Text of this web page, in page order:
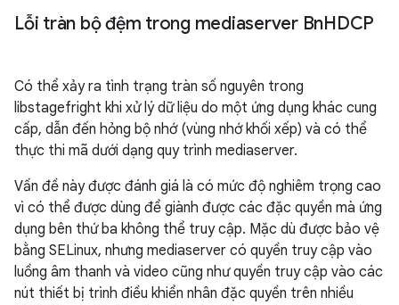
Lỗi tràn bộ đệm trong mediaserver BnHDCP
Có thể xảy ra tình trạng tràn số nguyên trong
libstagefright khi xử lý dữ liệu do một ứng dụng khác cung
cấp, dẫn đến hỏng bộ nhớ (vùng nhớ khối xếp) và có thể
thực thi mã dưới dạng quy trình mediaserver.
Vấn đề này được đánh giá là có mức độ nghiêm trọng cao
vì có thể được dùng để giành được các đặc quyền mà ứng
dụng bên thứ ba không thể truy cập. Mặc dù được bảo vệ
bằng SELinux, nhưng mediaserver có quyền truy cập vào
luồng âm thanh và video cũng như quyền truy cập vào các
nút thiết bị trình điều khiển nhân đặc quyền trên nhiều